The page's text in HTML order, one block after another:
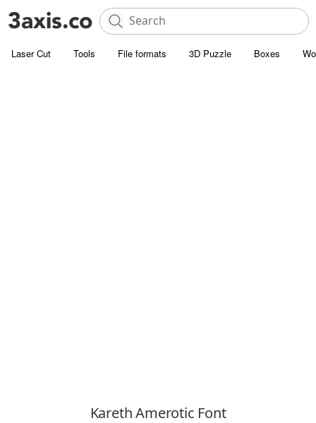
Laser Cut Tools File formats 3D Puzzle Boxes
Kareth Amerotic Font